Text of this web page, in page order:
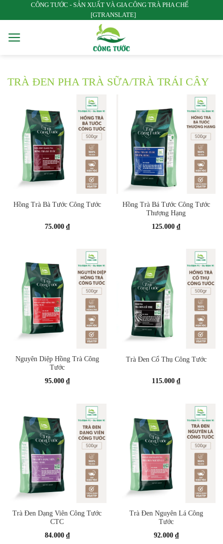
qua
dung
CÔNG TƯỚC - SẢN XUẤT VÀ GIA CÔNG TRÀ PHA CHẾ
[GTRANSLATE]
TRÀ ĐEN PHA TRÀ SỮA/TRÀ TRÁI CÂY
Hồng Trà Bà Tước Công Tước
75.000 ₫
Hồng Trà Bá Tước Công Tước
Thượng Hạng
125.000 ₫
Nguyên Diệp Hồng Trà Công
Tước
95.000 ₫
Trà Đen Cổ Thụ Công Tước
115.000 ₫
Trà Đen Dạng Viên Công Tước
CTC
84.000 ₫
Trà Đen Nguyên Lá Công
Tước
92.000 ₫